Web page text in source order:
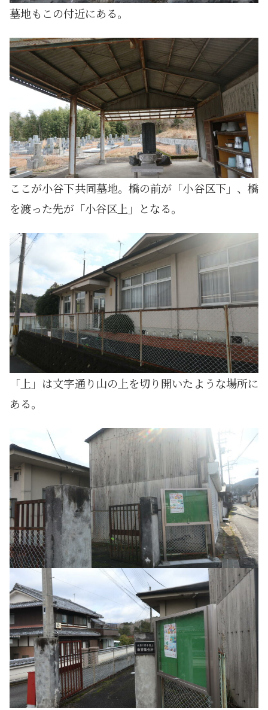
墓地もこの付近にある。
ここが小谷下共同墓地。橋の前が「小谷区下」、橋
を渡った先が「小谷区上」となる。
「上」は文字通り山の上を切り開いたような場所に
ある。